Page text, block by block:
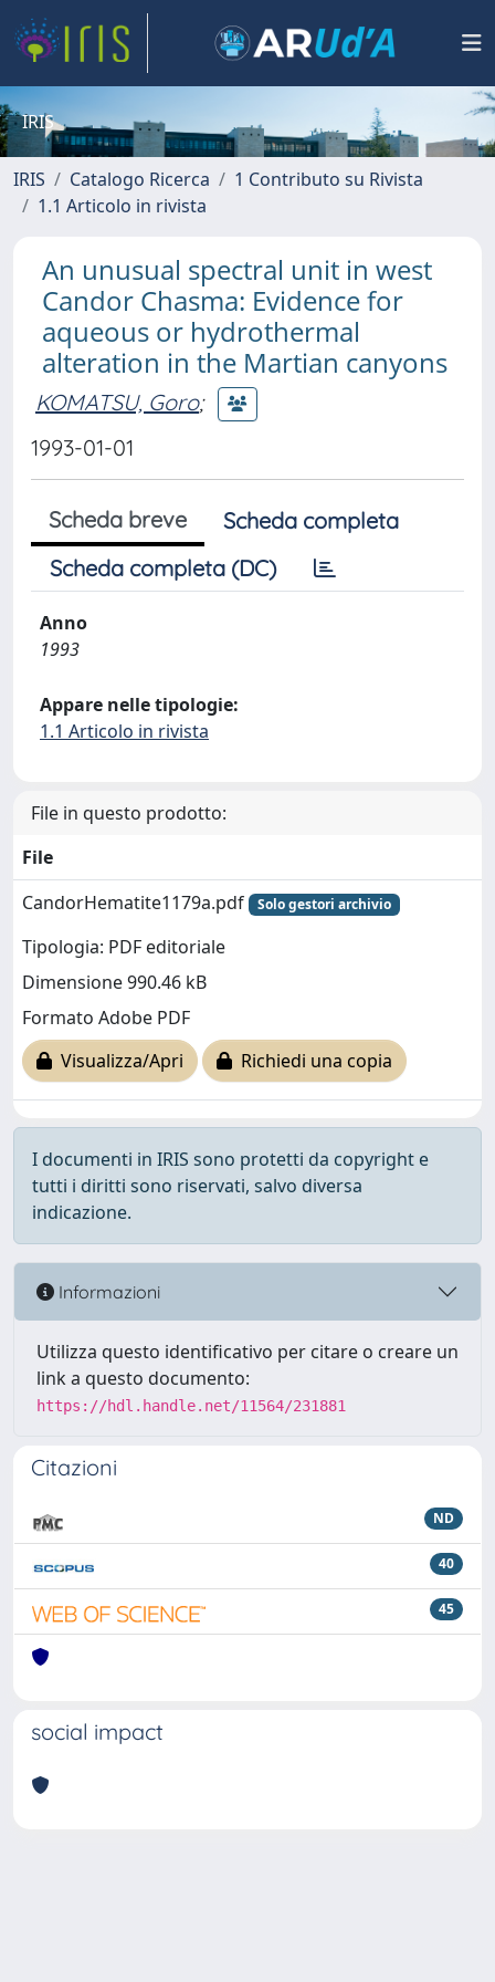
IRIS
IRIS Catalogo Ricerca
1 Contributo su Rivista
1.1 Articolo in rivista
An unusual spectral unit in west
Candor Chasma: Evidence for
aqueous or hydrothermal
alteration in the Martian canyons
KOMATSU, Goro;
1993-01-01
Scheda breve
Scheda completa
Scheda completa (DC)
Anno
1993
Appare nelle tipologie:
1.1 Articolo in rivista
File in questo prodotto:
File
CandorHematite1179a.pdf
Solo gestori archivio
Tipologia: PDF editoriale
Dimensione 990.46 kB
Formato Adobe PDF
Visualizza/Apri
Richiedi una copia
I documenti in IRIS sono protetti da copyright e
tutti i diritti sono riservati, salvo diversa
indicazione.
Informazioni
Utilizza questo identificativo per citare o creare un
link a questo documento:
https://hdl.handle.net/11564/231881
Citazioni
ND
40
45
social impact